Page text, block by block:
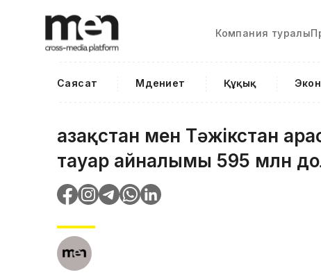
Компания туралы
Саясат Мәдениет Құқық
Қазақстан мен Тәжікстан
тауар айналымы 595 млн